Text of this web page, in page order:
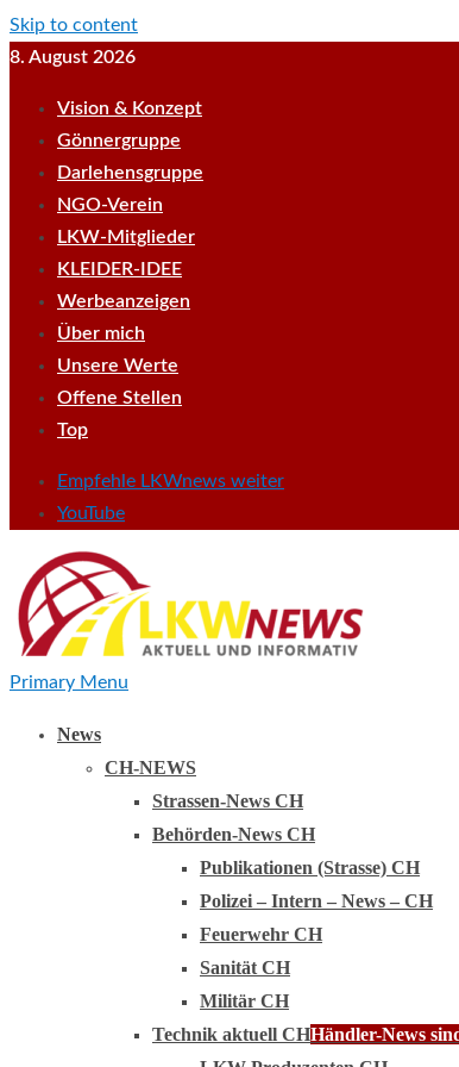
Skip to content
8. August 2026
Vision & Konzept
Gönnergruppe
Darlehensgruppe
NGO-Verein
LKW-Mitglieder
KLEIDER-IDEE
Werbeanzeigen
Über mich
Unsere Werte
Offene Stellen
Top
Empfehle LKWnews weiter
YouTube
Primary Menu
News
CH-NEWS
Strassen-News CH
Behörden-News CH
Publikationen (Strasse) CH
Polizei – Intern – News – CH
Feuerwehr CH
Sanität CH
Militär CH
Technik aktuell CHHändler-News